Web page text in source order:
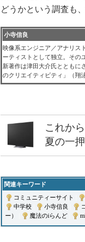
どうかという調査も
小寺信良
映像系エンジニア／アナリス
ーティストとして独立。その
新著作は津田大介氏とともに
のクリエイティビティ」（翔
これか
夏の一
関連キーワード
コミュニティーサイト
中学校
小寺信良
ー）
魔法のiらんど